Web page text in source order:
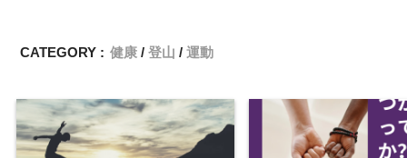
CATEGORY : 健康 登山 運動